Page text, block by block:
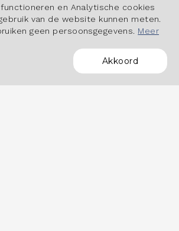
en Analytische cookies
van de website kunnen meten.
geen persoonsgegevens. Meer
Akkoord
POWERED BY